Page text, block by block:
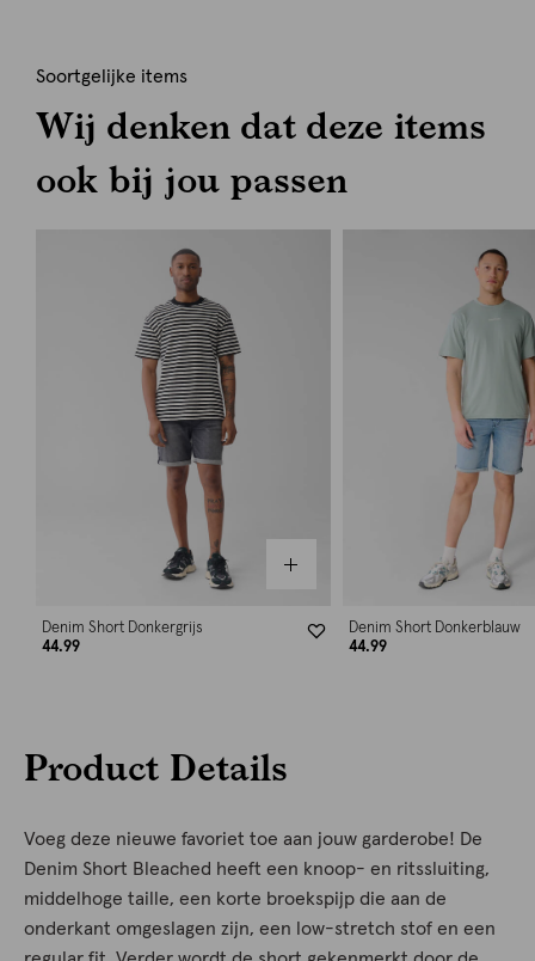
Soortgelijke items
Wij denken dat deze items
ook bij jou passen
Denim Short Donkergrijs
44.99
Denim Short Donkerblauw
44.99
Product Details
Voeg deze nieuwe favoriet toe aan jouw garderobe! De
Denim Short Bleached heeft een knoop- en ritssluiting,
middelhoge taille, een korte broekspijp die aan de
onderkant omgeslagen zijn, een low-stretch stof en een